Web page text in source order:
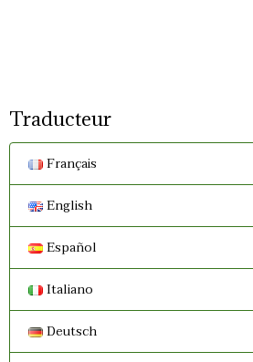
Traducteur
Français
English
Español
Italiano
Deutsch